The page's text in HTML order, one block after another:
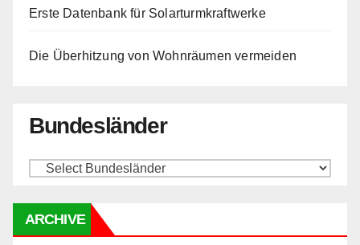
Erste Datenbank für Solarturmkraftwerke
Die Überhitzung von Wohnräumen vermeiden
Bundesländer
ARCHIVE